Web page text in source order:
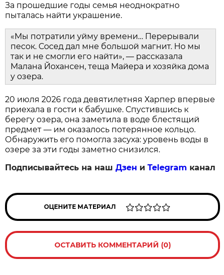
За прошедшие годы семья неоднократно
пыталась найти украшение.
«Мы потратили уйму времени… Перерывали
песок. Сосед дал мне большой магнит. Но мы
так и не смогли его найти», — рассказала
Малана Йохансен, теща Майера и хозяйка дома
у озера.
20 июля 2026 года девятилетняя Харпер впервые
приехала в гости к бабушке. Спустившись к
берегу озера, она заметила в воде блестящий
предмет — им оказалось потерянное кольцо.
Обнаружить его помогла засуха: уровень воды в
озере за эти годы заметно снизился.
Подписывайтесь на нашДзен иTelegram канал
ОЦЕНИТЕ МАТЕРИАЛ
ОСТАВИТЬ КОММЕНТАРИЙ (0)